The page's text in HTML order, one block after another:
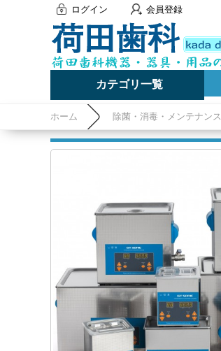
ログイン 会員登録
カテゴリ一覧
ホーム 除菌・消毒・メンテナンス